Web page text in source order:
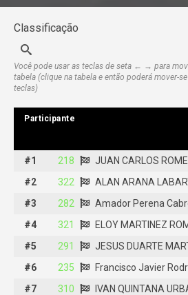
Classificação
Você pode usar as teclas de seta ← → para
tabela (clique na tabela e então poderá mover-
teclas)
Participante
#1 218
JUAN CARLOS
#2
322
ALAN ARANA
#3
282
Amador Perena
#4
321
ELOY MARTINEZ
#5
291
JESUS DUARTE
#6
235
Francisco Javier
#7
310
IVAN QUINTANA
#1
JUAN CARLOS ROMERO CRUCES
#2
ALAN ARANA LABARTA
#3
Amador Perena Cabrera
#4
ELOY MARTINEZ ROMERA
#5
JESUS DUARTE MARTIN
#6
Francisco Javier Rodriguez Embi
#7
IVAN QUINTANA URBANO
Participante